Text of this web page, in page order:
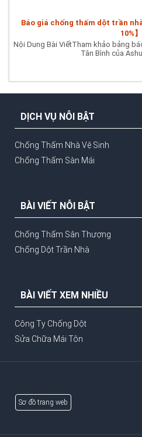
Báo giá chống thấm dột trần
10%】
Nội Dung Bài ViếtTham khảo bảng
Tân Bình của
DỊCH VỤ NỖI BẬT
Chống Thấm Nhà Vệ Sinh
Chống Thấm Sàn Mái
BÀI VIẾT NỖI BẬT
Chống Thấm Sân Thượng
Chống Dột Trần Nhà
BÀI VIẾT XEM NHIỀU
Công Ty Chống Dột
Sửa Chữa Mái Tôn
Sơ đồ trang web